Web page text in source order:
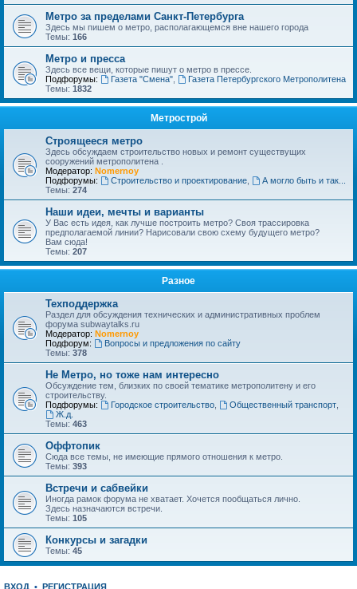
Метро за пределами Санкт-Петербурга
Здесь мы пишем о метро, располагающемся вне нашего города
Темы: 166
Метро и пресса
Здесь все вещи, которые пишут о метро в прессе.
Подфорумы:
Газета "Смена",
Газета Петербургского Метрополитена
Темы: 1832
Метрострой
Строящееся метро
Здесь обсуждаем строительство новых и ремонт существущих
сооружений метрополитена .
Модератор: Nomernoy
Подфорумы:
Строительство и проектирование,
А могло быть и так...
Темы: 274
Наши идеи, мечты и варианты
У Вас есть идея, как лучше построить метро? Своя трассировка
предполагаемой линии? Нарисовали свою схему будущего метро?
Вам сюда!
Темы: 207
Разное
Техподдержка
Раздел для обсуждения технических и административных проблем
форума subwaytalks.ru
Модератор: Nomernoy
Подфорум:
Вопросы и предложения по сайту
Темы: 378
Не Метро, но тоже нам интересно
Обсуждение тем, близких по своей тематике метрополитену и его
строительству.
Подфорумы:
Городское строительство, Общественный транспорт,
Ж.д.
Темы: 463
Оффтопик
Сюда все темы, не имеющие прямого отношения к метро.
Темы: 393
Встречи и сабвейки
Иногда рамок форума не хватает. Хочется пообщаться лично.
Здесь назначаются встречи.
Темы: 105
Конкурсы и загадки
Темы: 45
ВХОД • РЕГИСТРАЦИЯ